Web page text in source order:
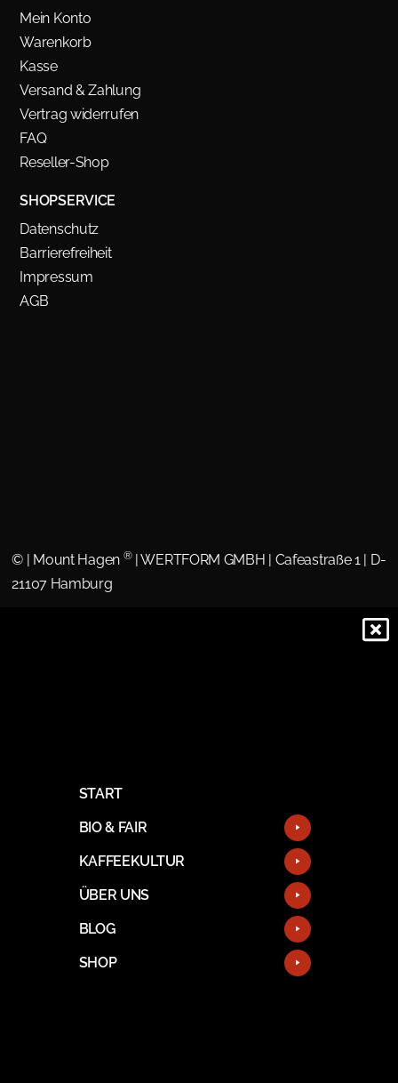
Mein Konto
Warenkorb
Kasse
Versand & Zahlung
Vertrag widerrufen
FAQ
Reseller-Shop
SHOPSERVICE
Datenschutz
Barrierefreiheit
Impressum
AGB
© | Mount Hagen ®| WERTFORM GMBH | Cafeastraße 1 | D-
21107 Hamburg
START
BIO & FAIR
KAFFEEKULTUR
ÜBER UNS
BLOG
SHOP